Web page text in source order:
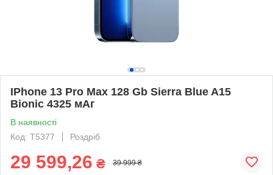
IPhone 13 Pro Max 128 Gb Sierra Blue A15
Bionic 4325 мАг
В наявності
Код: T5377
Роздріб
29 599,26 ₴ 39 999 ₴